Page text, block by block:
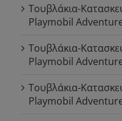
Τουβλάκια-
Playmobil
Τουβλάκια-
Playmobil
Τουβλάκια-
Playmobil